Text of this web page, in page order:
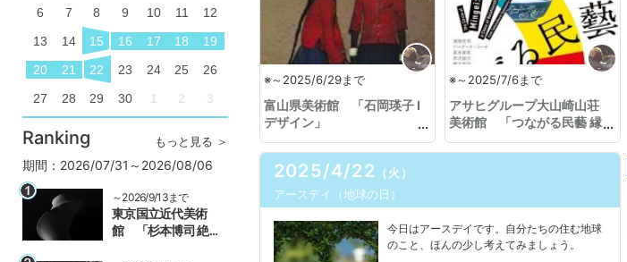
6
7 8 9 10 11
12
13
14 15 16 17 18
19
20
21 22 23 24 25
26
27
28 29 30 1 2 3
Ranking もっと見る ＞
期間：2026/07/31～2026/08/06
～2026/9/13まで
東京国立近代美術
館 「杉本博司 絶...
※～2025/6/29まで
富山県美術館 「石岡瑛子 I
デザイン」
※～2025/7/6まで
アサヒグループ大山崎山荘
美術館 「つながる民藝 縁
ぐるり ―山本爲三郎コレク
ションより」
2025/4/22
（火）
アースデイ（地球の日）
今日はアースデイです。自分たちの住む地球
のこと、ほんの少し考えてみましょう。